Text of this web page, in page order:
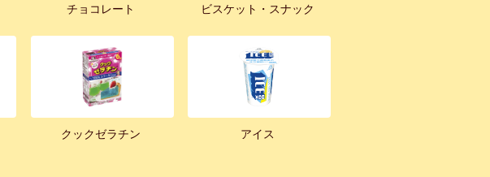
チョコレート ビスケット・スナック
クックゼラチン アイス